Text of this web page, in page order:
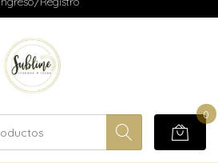
0